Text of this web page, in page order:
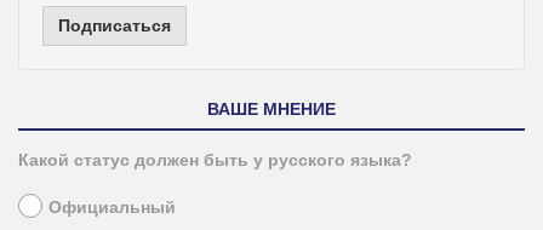
Подписаться
ВАШЕ МНЕНИЕ
Какой статус должен быть у русского языка?
Официальный